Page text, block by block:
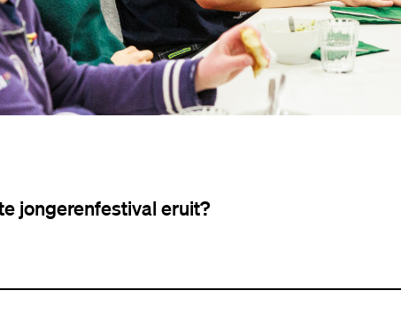
jongerenfestival eruit?